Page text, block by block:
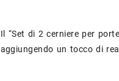
Il “Set di 2 cerniere per
aggiungendo un tocco di